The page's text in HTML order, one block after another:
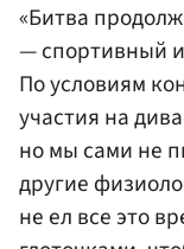
«Битва
— спортивный
По условиям
участия на
но мы сами не
другие
не ел все это